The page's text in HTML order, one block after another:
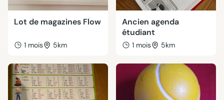
Lot de magazines Flow
1 mois 5km
Ancien agenda
étudiant
1 mois 5km